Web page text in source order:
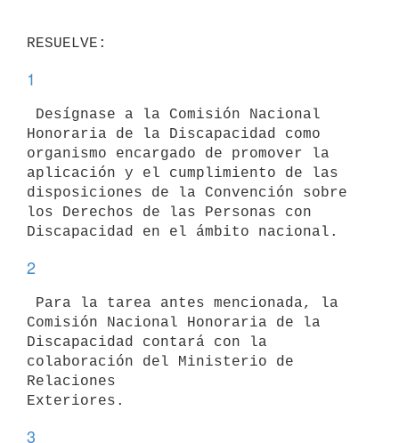
1
Honoraria de la Discapacidad como
organismo encargado de promover la
aplicación y el cumplimiento de las
disposiciones de la Convención sobre
los Derechos de las Personas con
2
Comisión Nacional Honoraria de la
Discapacidad contará con la
colaboración del Ministerio de
Relaciones
3